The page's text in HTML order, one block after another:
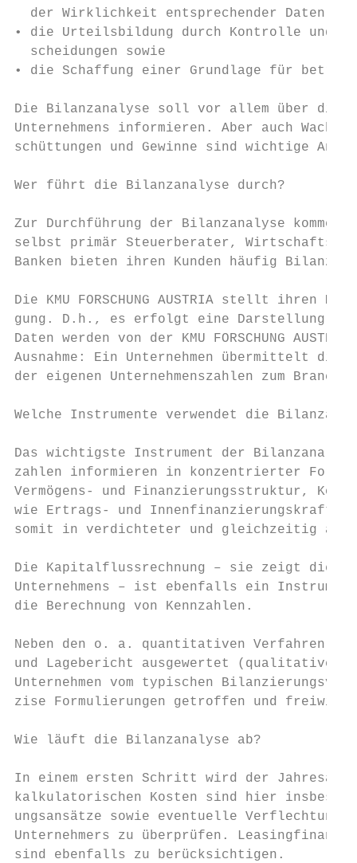
  der Wirklichkeit entsprechender Daten,
• die Urteilsbildung durch Kontrolle und
  scheidungen sowie
• die Schaffung einer Grundlage für
Die Bilanzanalyse soll vor allem über
Unternehmens informieren. Aber auch
schüttungen und Gewinne sind wichtige
Wer führt die Bilanzanalyse durch?
Zur Durchführung der Bilanzanalyse kommen
selbst primär Steuerberater,
Banken bieten ihren Kunden häufig
Die KMU FORSCHUNG AUSTRIA stellt ihren
gung. D.h., es erfolgt eine Darstellung
Daten werden von der KMU FORSCHUNG
Ausnahme: Ein Unternehmen übermittelt die
der eigenen Unternehmenszahlen zum
Welche Instrumente verwendet die
Das wichtigste Instrument der Bilanzanalyse
zahlen informieren in konzentrierter Form
Vermögens- und Finanzierungsstruktur,
wie Ertrags- und Innenfinanzierungskraft.
somit in verdichteter und gleichzeitig
Die Kapitalflussrechnung – sie zeigt die
Unternehmens – ist ebenfalls ein
die Berechnung von Kennzahlen.
Neben den o. a. quantitativen Verfahren
und Lagebericht ausgewertet (qualitative
Unternehmen vom typischen
zise Formulierungen getroffen und
Wie läuft die Bilanzanalyse ab?
In einem ersten Schritt wird der
kalkulatorischen Kosten sind hier
ungsansätze sowie eventuelle
Unternehmers zu überprüfen.
sind ebenfalls zu berücksichtigen.